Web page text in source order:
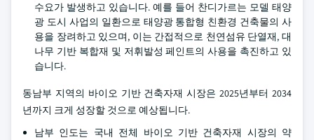
수요가 발생하고 있습니다. 예를 들어 찬디가르는 모델 태양
광 도시 사업의 일환으로 태양광 통합형 친환경 건축물의 사
용을 장려하고 있으며, 이는 간접적으로 천연섬유 단열재, 대
나무 기반 복합재 및 저휘발성 페인트의 사용을 촉진하고 있
습니다.
동남부 지역의 바이오 기반 건축자재 시장은 2025년부터 2034
년까지 크게 성장할 것으로 예상됩니다.
남부 인도는 국내 전체 바이오 기반 건축자재 시장의 약